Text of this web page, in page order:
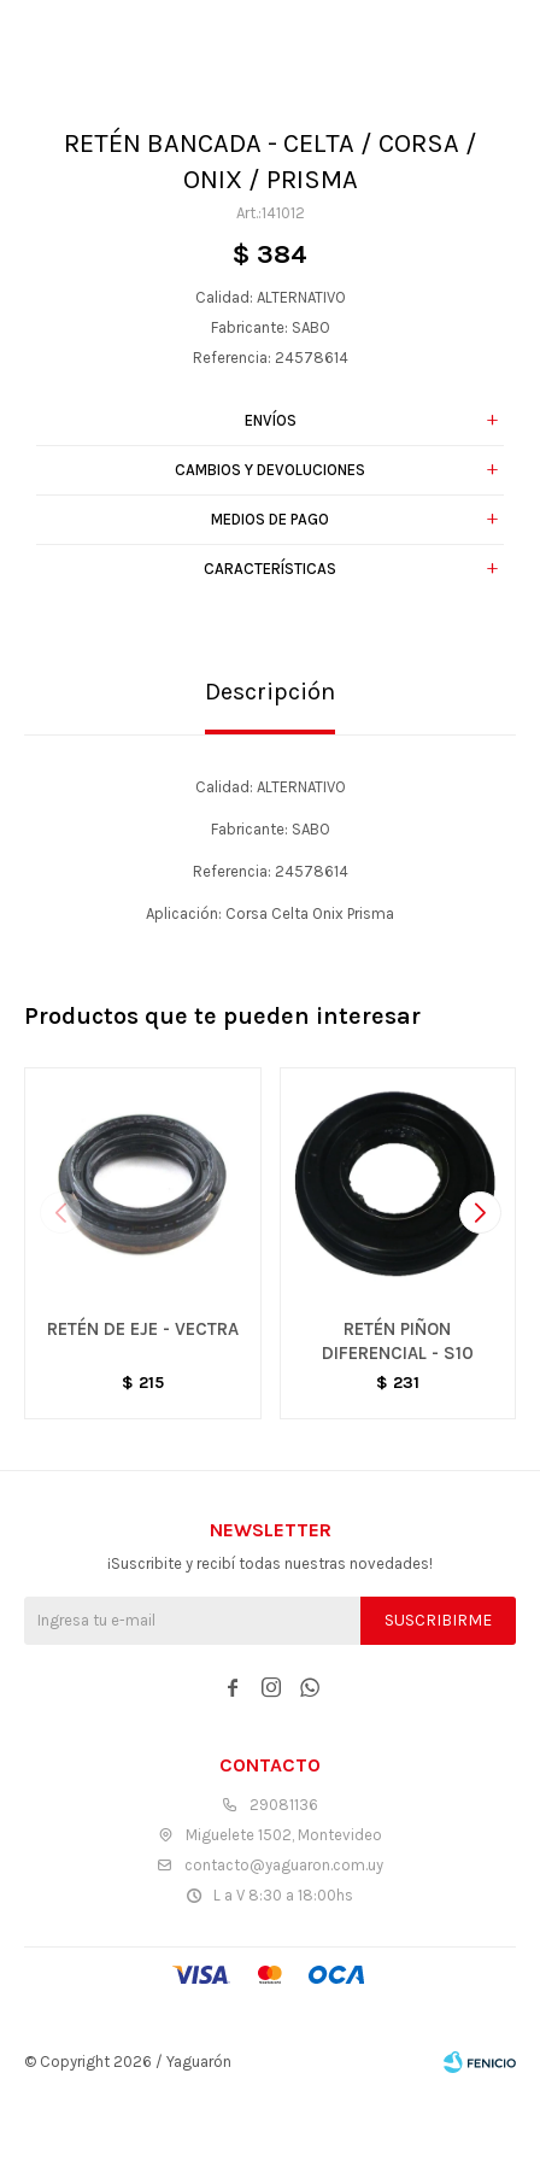
RETÉN BANCADA - CELTA / CORSA /
ONIX / PRISMA
141012
$ 384
Calidad: ALTERNATIVO
Fabricante: SABO
Referencia: 24578614
ENVÍOS
CAMBIOS Y DEVOLUCIONES
MEDIOS DE PAGO
CARACTERÍSTICAS
Descripción
Calidad: ALTERNATIVO
Fabricante: SABO
Referencia: 24578614
Aplicación: Corsa Celta Onix Prisma
Productos que te pueden interesar
RETÉN DE EJE - VECTRA
$ 215
RETÉN PIÑON
DIFERENCIAL - S10
$ 231
CONTACTO
29081136
Miguelete 1502, Montevideo
contacto@yaguaron.com.uy
L a V 8:30 a 18:00hs
NEWSLETTER
¡Suscribite y recibí todas nuestras novedades!
SUSCRIBIRME
  
© Copyright 2026 / Yaguarón